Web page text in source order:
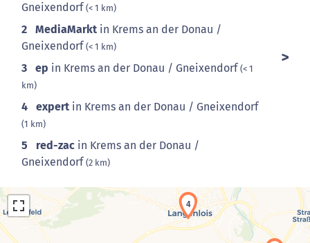
Gneixendorf(< 1 km)
2 MediaMarkt in Krems an der Donau /
Gneixendorf(< 1 km)
3 ep in Krems an der Donau / Gneixendorf(< 1
km)
4 expert in Krems an der Donau / Gneixendorf
(1 km)
5 red-zac in Krems an der Donau /
Gneixendorf(2 km)
4